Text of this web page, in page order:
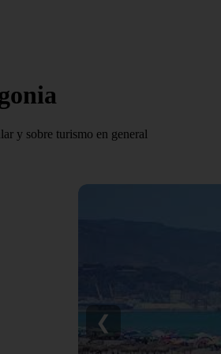
y sobre turismo en general
❮